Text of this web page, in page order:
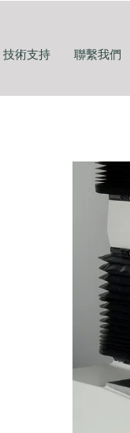
技術支持 聯繫我們